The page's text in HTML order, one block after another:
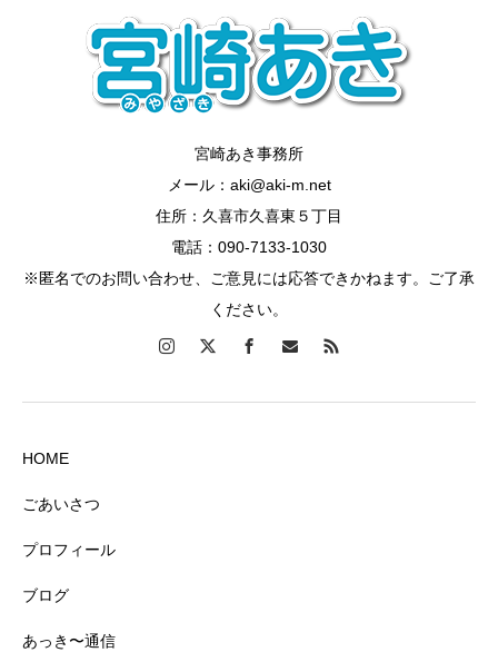
宮崎あき事務所
メール：aki@aki-m.net
住所：久喜市久喜東５丁目
電話：090-7133-1030
※匿名でのお問い合わせ、ご意見には応答できかねます。ご了承
ください。
HOME
ごあいさつ
プロフィール
ブログ
あっき〜通信